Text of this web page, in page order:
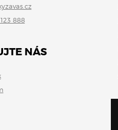
888
NÁS